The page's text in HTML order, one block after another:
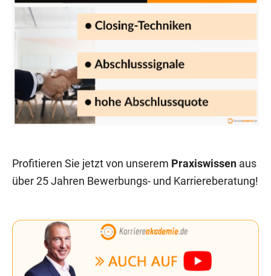
Profitieren Sie jetzt von unserem Praxiswissen aus
über 25 Jahren Bewerbungs- und Karriereberatung!